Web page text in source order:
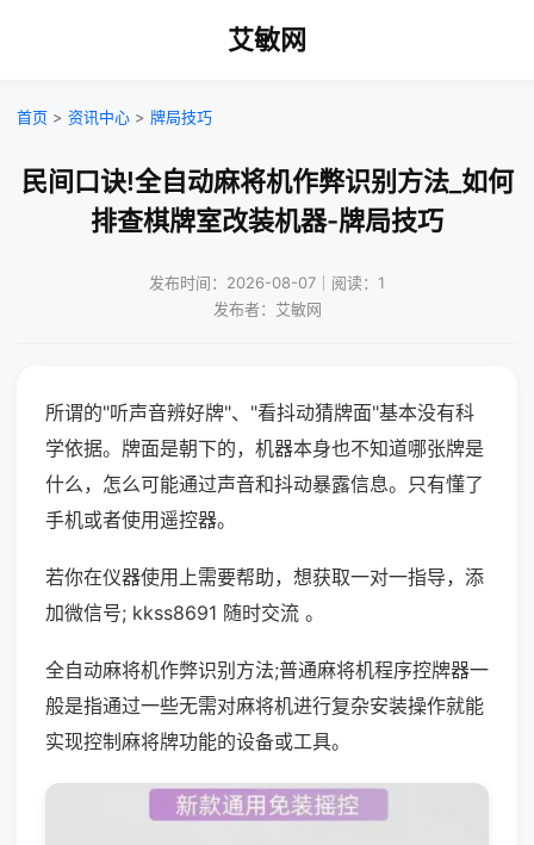
艾敏网
首页 > 资讯中心 > 牌局技巧
民间口诀!全自动麻将机作弊识别方法_如何
排查棋牌室改装机器-牌局技巧
发布时间：2026-08-07｜阅读：1
发布者：艾敏网
所谓的"听声音辨好牌"、"看抖动猜牌面"基本没有科
学依据。牌面是朝下的，机器本身也不知道哪张牌是
什么，怎么可能通过声音和抖动暴露信息。只有懂了
手机或者使用遥控器。
若你在仪器使用上需要帮助，想获取一对一指导，添
加微信号; kkss8691 随时交流 。
全自动麻将机作弊识别方法;普通麻将机程序控牌器一
般是指通过一些无需对麻将机进行复杂安装操作就能
实现控制麻将牌功能的设备或工具。